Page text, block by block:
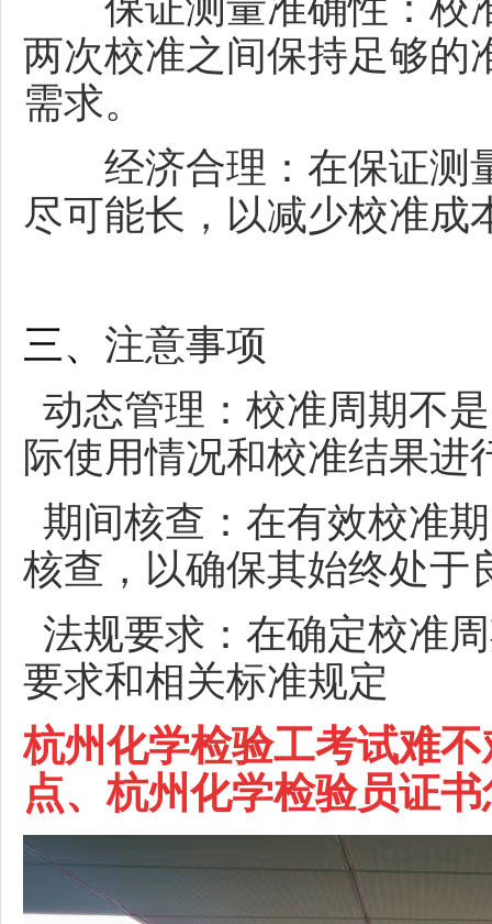
两次校准之间保持足够的
需求。
经济合理：在保证测
尽可能长，以减少校准成
三、 注意事项
动态管理：校准周期不
际使用情况和校准结果进
期间核查：在有效校准
核查，以确保其始终处于
法规要求：在确定校准
要求和相关标准规定
杭州化学检验工考试难
点、杭州化学检验员证